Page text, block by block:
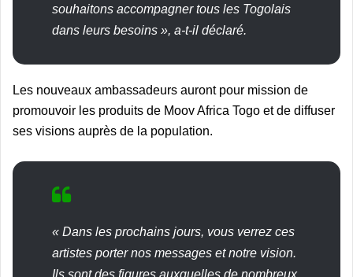
souhaitons accompagner tous les Togolais
dans leurs besoins », a-t-il déclaré.
Les nouveaux ambassadeurs auront pour mission de
promouvoir les produits de Moov Africa Togo et de diffuser
ses visions auprès de la population.
« Dans les prochains jours, vous verrez ces
artistes porter nos messages et notre vision.
Ils sont des figures auxquelles de nombreux